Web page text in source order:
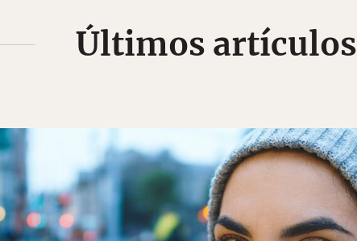
Últimos artículos